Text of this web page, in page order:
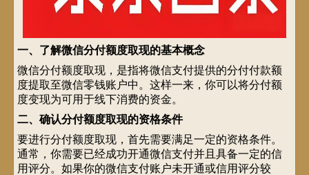
一、了解微信分付额度取现的基本概念
微信分付额度取现，是指将微信支付提供的分付付款额
度提取至微信零钱账户中。这样一来，你可以将分付额
度变现为可用于线下消费的资金。
二、确认分付额度取现的资格条件
要进行分付额度取现，首先需要满足一定的资格条件。
通常，你需要已经成功开通微信支付并且具备一定的信
用评分。如果你的微信支付账户未开通或信用评分较